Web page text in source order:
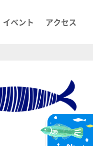
イベント アクセス